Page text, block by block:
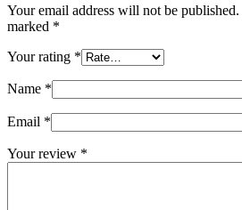
Your email address will not be published.
marked *
Your rating *
Name *
Email *
Your review *